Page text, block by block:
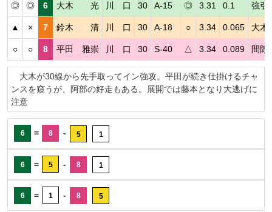
◎ ◎ 6 大木 光 川 口 30 A-15 ◎ 3.31 0.1 強引
▲ × 7 鈴木 清 川 口 30 A-18 ○ 3.34 0.065 大木
○ ○ 8 平田 雅崇 川 口 30 S-40 △ 3.34 0.089 間隙
大木が30線から先手取ってイン強攻。平田が続き仕掛けるチャ
ンスを窺うが、阿部の好走もある。展開では藤本となり大逃げに
注意
6 = 8 - 5 1
6 = 5 - 8 1
6 = 1 - 8 5